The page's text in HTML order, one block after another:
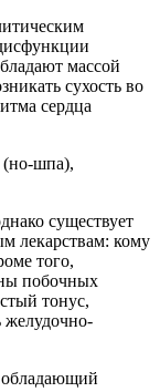
массой
сухость во
сердца
(но-шпа),
существует
лекарствам: кому
того,
побочных
тонус,
желудочно-
обладающий